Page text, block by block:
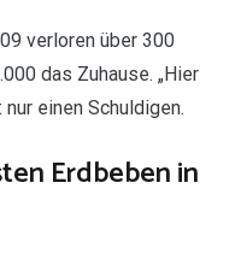
verloren über 300
das Zuhause. „Hier
einen Schuldigen.
Erdbeben in